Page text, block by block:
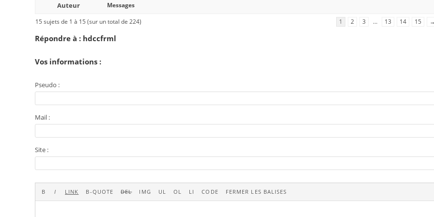
Auteur
Messages
15 sujets de 1 à 15 (sur un total de 224)
1 2 3 … 13 14 15
Répondre à : hdccfrml
Vos informations :
Pseudo :
Mail :
Site :